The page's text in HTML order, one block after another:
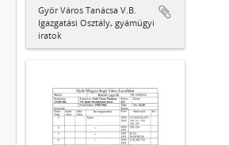
Győr Város Tanácsa V.B.
Igazgatási Osztály, gyámügyi
iratok